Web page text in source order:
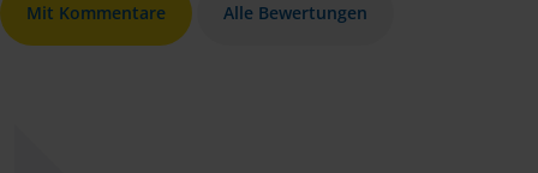
Mit Kommentare Alle Bewertungen